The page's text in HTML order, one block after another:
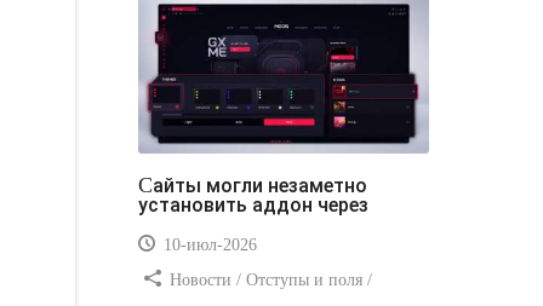
Сайты могли незаметно
установить аддон через
10-июл-2026
Новости / Отступы и поля /